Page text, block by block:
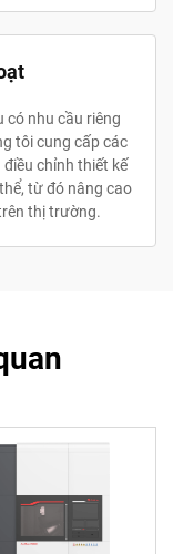
có nhu cầu riêng
tôi cung cấp các
chỉnh thiết kế
từ đó nâng cao
thị trường.